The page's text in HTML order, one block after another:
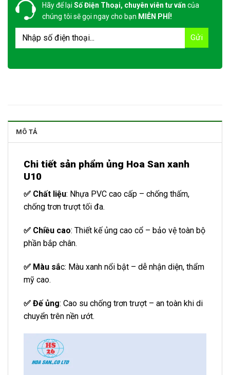
Hãy để lại Số Điện Thoại, chuyên viên tư vấn của
chúng tôi sẽ gọi ngay cho bạn MIỄN PHÍ!
MÔ TẢ
Chi tiết sản phẩm ủng Hoa San xanh
U10
✅ Chất liệu: Nhựa PVC cao cấp – chống thấm,
chống trơn trượt tối đa.
✅ Chiều cao: Thiết kế ủng cao cổ – bảo vệ toàn bộ
phần bắp chân.
✅ Màu sắc: Màu xanh nổi bật – dễ nhận diện, thẩm
mỹ cao.
✅ Đế ủng: Cao su chống trơn trượt – an toàn khi di
chuyển trên nền ướt.